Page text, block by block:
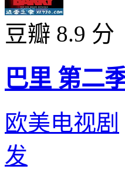
豆瓣 8.9 分
巴里 第二
欧美电视剧
发